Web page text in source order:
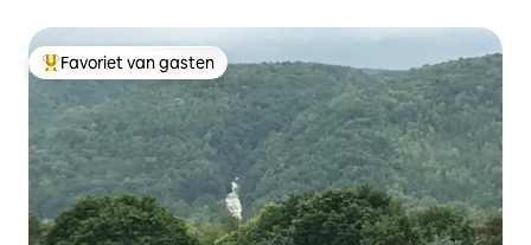
Topfavoriet van gasten
Favoriet van gasten